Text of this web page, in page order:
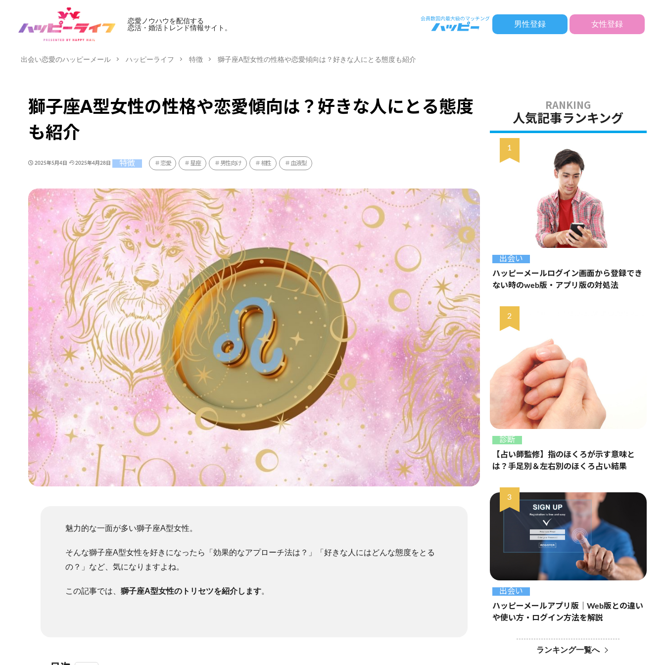
恋愛ノウハウを配信する
恋活・婚活トレンド情報サイト。
男性登録 女性登録
出会い恋愛のハッピーメール ハッピーライフ 特徴 獅子座A型女性の性格や恋愛傾向は？好きな人にとる態度も紹介
獅子座A型女性の性格や恋愛傾向は？好きな人にとる態度
も紹介
2025年5月4日 2025年4月28日 特徴 恋愛 星座 男性向け 相性 血液型
魅力的な一面が多い獅子座A型女性。
そんな獅子座A型女性を好きになったら「効果的なアプローチ法は？」「好きな人にはどんな態度をとる
の？」など、気になりますよね。
この記事では、 獅子座A型女性のトリセツを紹介します。
人気記事ランキング
出会い
ハッピーメールログイン画面から登録でき
ない時のweb版・アプリ版の対処法
診断
【占い師監修】指のほくろが示す意味と
は？手足別＆左右別のほくろ占い結果
出会い
ハッピーメールアプリ版｜Web版との違い
や使い方・ログイン方法を解説
ランキング一覧へ